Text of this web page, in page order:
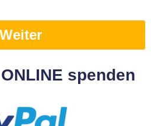
Weiter
spenden